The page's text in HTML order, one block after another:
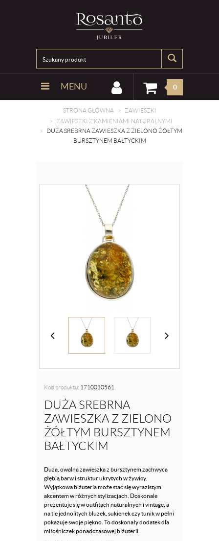
MENU 0
STRONA GŁÓWNA
ZAWIESZKI
ZAWIESZKI Z KAMIENIAMI NATURALNYMI
DUŻA SREBRNA ZAWIESZKA Z ZIELONO ŻÓŁTYM
BURSZTYNEM BAŁTYCKIM
Kod produktu: 1710010561
DUŻA SREBRNA
ZAWIESZKA Z ZIELONO
ŻÓŁTYM BURSZTYNEM
BAŁTYCKIM
Duża, owalna zawieszka z bursztynem zachwyca
głębią barw i struktur ukrytych w żywicy.
Wyjątkowa biżuteria może stać się wyrazistym
akcentem w różnych stylizacjach. Doskonale
prezentuje się w outfitach naturalnych i vintage, a
na tle jednolitych bluzek, sukienek czy tunik w pełni
pokazuje swoje piękno. To doskonały dodatek dla
miłośniczek ponadczasowej biżuterii.